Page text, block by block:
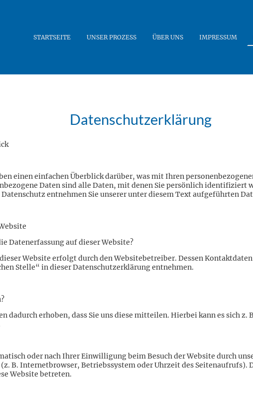
STARTSEITE UNSER PROZESS ÜBER UNS IMPRESSUM
Datenschutz­erklärung
einen einfachen Überblick darüber, was mit Ihren
Daten sind alle Daten, mit denen Sie persönlich identifiziert
entnehmen Sie unserer unter diesem Text aufgeführten
Datenerfassung auf dieser Website?
Website erfolgt durch den Websitebetreiber. Dessen
Stelle“ in dieser Datenschutzerklärung entnehmen.
dadurch erhoben, dass Sie uns diese mitteilen. Hierbei kann es sich z.
oder nach Ihrer Einwilligung beim Besuch der Website durch
B. Internetbrowser, Betriebssystem oder Uhrzeit des Seitenaufrufs).
Website betreten.